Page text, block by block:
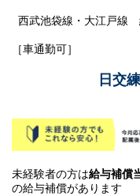
西武池袋線・大江戸
［車通勤可］
日交
未経験者の方は給与補償
の給与補償があります